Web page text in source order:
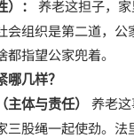
：
养老这担子，
会组织是第二道，公
指望公家兜着。
几样？
体与责任）
养老
三股绳一起使劲。法